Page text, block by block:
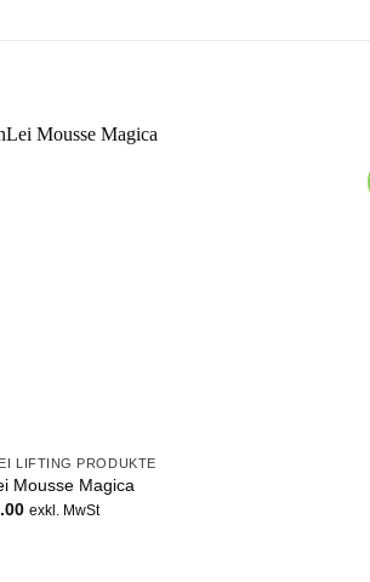
LIFTING PRODUKTE
Mousse Magica
exkl. MwSt